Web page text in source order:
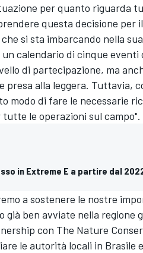
per quanto riguarda
questa decisione per
si sta imbarcando nella
calendario di cinque eventi
di partecipazione, ma
presa alla leggera. Tuttavia,
modo di fare le necessarie
le operazioni sul campo".
in Extreme E a partire dal
a sostenere le nostre
già ben avviate nella
con The Nature
le autorità locali in Brasile